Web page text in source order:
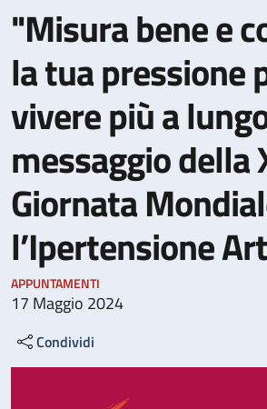
"Misura bene e
la tua pressione
vivere più a
messaggio della
Giornata
l’Ipertensione
APPUNTAMENTI
17 Maggio 2024
Condividi